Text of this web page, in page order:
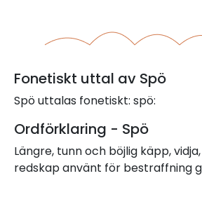
Fonetiskt uttal av Spö
Spö uttalas fonetiskt: spö:
Ordförklaring - Spö
Längre, tunn och böjlig käpp,
redskap använt för bestraffning